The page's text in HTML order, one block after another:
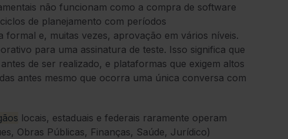
não funcionam como a compra de software
de planejamento com períodos
formal e, muitas vezes, aprovação em vários níveis.
para uma assinatura de teste. Isso significa que
de ser realizado, e plataformas que exigem altos
antes mesmo que ocorra uma única conversa com
locais, estaduais e federais raramente operam
Obras Públicas, Finanças, Saúde, Jurídico)